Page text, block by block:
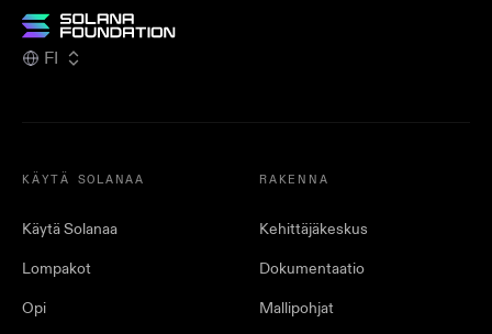
FI
KÄYTÄ SOLANAA
Käytä Solanaa
Lompakot
Opi
RAKENNA
Kehittäjäkeskus
Dokumentaatio
Mallipohjat